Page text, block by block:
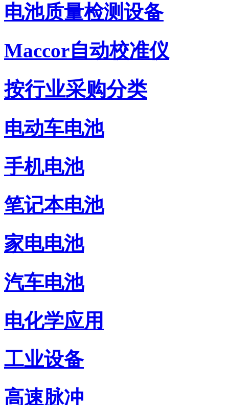
电池质量检测设备
Maccor自动校准仪
按行业采购分类
电动车电池
手机电池
笔记本电池
家电电池
汽车电池
电化学应用
工业设备
高速脉冲